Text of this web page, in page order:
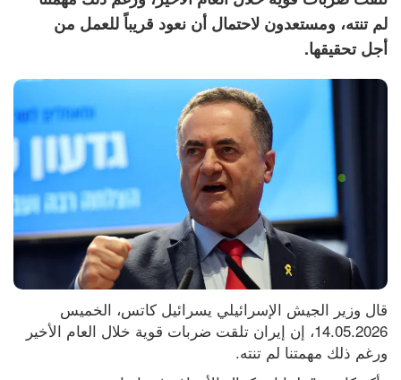
لم تنته، ومستعدون لاحتمال أن نعود قريباً للعمل من
أجل تحقيقها.
ورغم ذلك مهمتنا لم تنته.